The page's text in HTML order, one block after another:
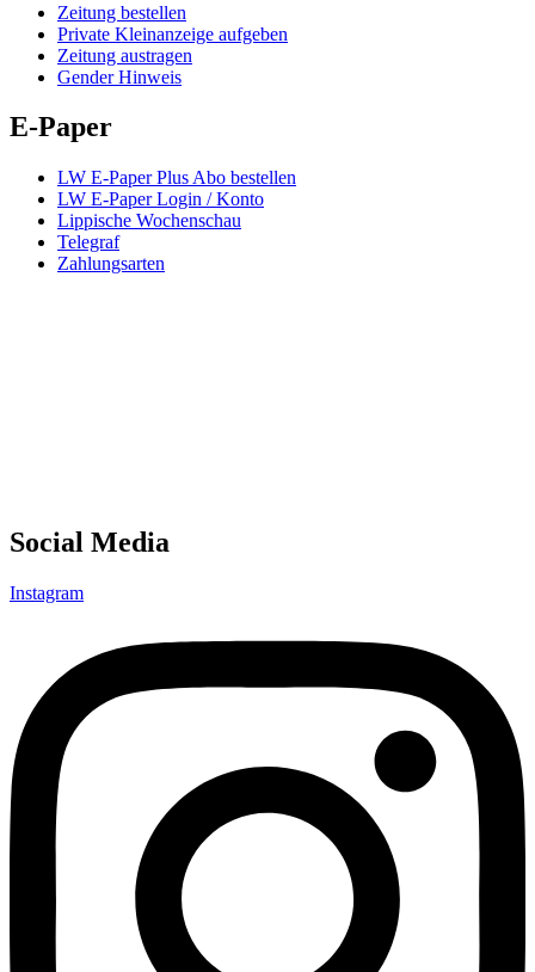
Zeitung bestellen
Private Kleinanzeige aufgeben
Zeitung austragen
Gender Hinweis
E-Paper
LW E-Paper Plus Abo bestellen
LW E-Paper Login / Konto
Lippische Wochenschau
Telegraf
Zahlungsarten
Social Media
Instagram